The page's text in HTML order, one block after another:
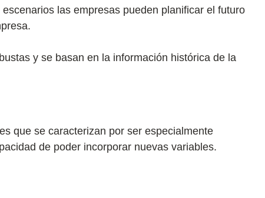
las empresas pueden planificar el futuro
y se basan en la información histórica de la
que se caracterizan por ser especialmente
de poder incorporar nuevas variables.